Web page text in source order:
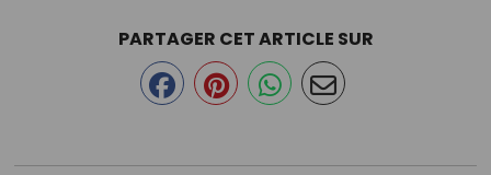
PARTAGER CET ARTICLE SUR